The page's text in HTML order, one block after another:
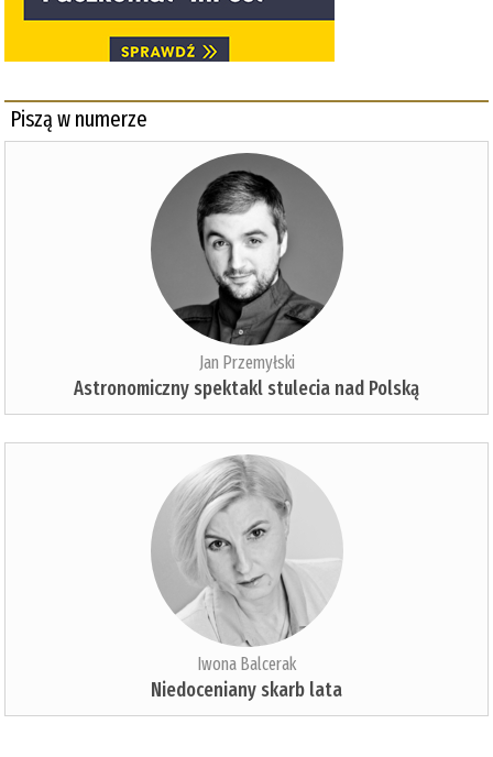
Piszą w numerze
Jan Przemyłski
Astronomiczny spektakl stulecia nad Polską
Iwona Balcerak
Niedoceniany skarb lata